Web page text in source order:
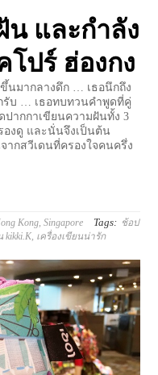
น และกำลัง
ปร์ ฮ่องกง
นมากลางดึก … เธอนึกถึง
รับ … เธอทบทวนคำพูดที่คู่
ากกาเขียนความฝันทั้ง 3
องดู และนั่นจึงเป็นต้น
ากสวีเดนที่ครองใจคนครึ่ง
Kong,Singapore Tags: ช้อป
kikki.K, เครื่องเขียนน่ารัก